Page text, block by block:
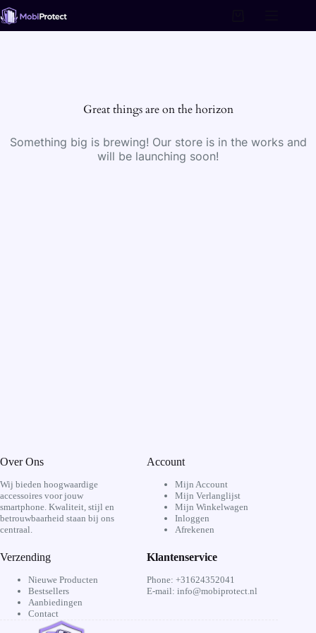
Skip
to
content
cart
Great things are on the horizon
Something big is brewing! Our store is in the works and
will be launching soon!
Over Ons
Wij bieden hoogwaardige
accessoires voor jouw
smartphone. Kwaliteit, stijl en
betrouwbaarheid staan bij ons
centraal.
Account
Mijn Account
Mijn Verlanglijst
Mijn Winkelwagen
Inloggen
Afrekenen
Verzending
Nieuwe Producten
Bestsellers
Aanbiedingen
Contact
Klantenservice
Phone: +31624352041
E-mail: info@mobiprotect.nl